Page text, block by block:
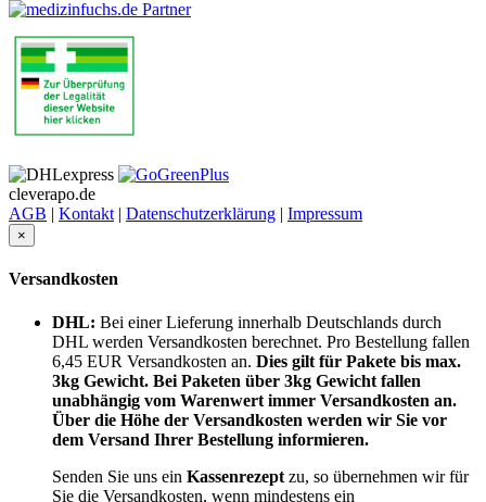
cleverapo.de
AGB | Kontakt | Datenschutzerklärung | Impressum
×
Versandkosten
DHL: Bei einer Lieferung innerhalb Deutschlands durch
DHL werden Versandkosten berechnet. Pro Bestellung fallen
6,45 EUR Versandkosten an. Dies gilt für Pakete bis max.
3kg Gewicht. Bei Paketen über 3kg Gewicht fallen
unabhängig vom Warenwert immer Versandkosten an.
Über die Höhe der Versandkosten werden wir Sie vor
dem Versand Ihrer Bestellung informieren.
Senden Sie uns ein Kassenrezept zu, so übernehmen wir für
Sie die Versandkosten, wenn mindestens ein